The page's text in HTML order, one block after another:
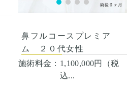
鼻フルコースプレミア
ム ２０代女性
施術料金： 1,100,000円（税
込...